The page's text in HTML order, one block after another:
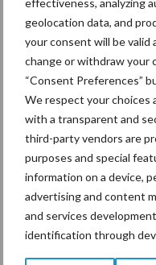
effectiveness, analyzing
geolocation data, and
your consent will be valid
change or withdraw your
“Consent Preferences”
We respect your choices
with a transparent and
third-party vendors are
purposes and special
information on a device,
advertising and content
and services
identification through
het koppel en wil altijd als
ze altijd geluid bij het
hoor je
fokprogramma, waar
dagen geleden was de
was helaas deze keer
programma. Dit proberen
waar zij
Uitdagingen